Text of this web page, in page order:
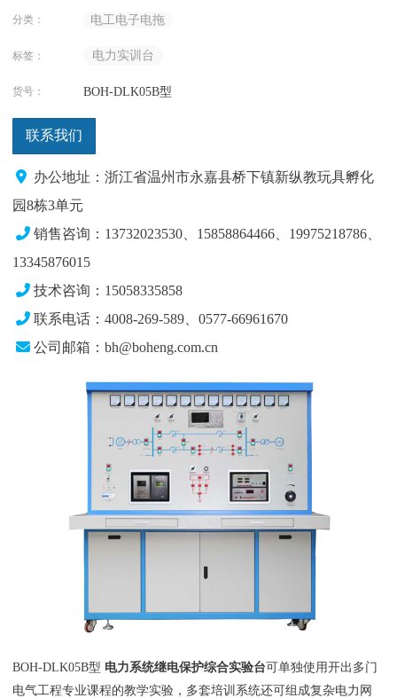
分类： 电工电子电拖
标签： 电力实训台
货号： BOH-DLK05B型
联系我们
办公地址：浙江省温州市永嘉县桥下镇新纵教玩具孵化
园8栋3单元
销售咨询：13732023530、15858864466、19975218786、
13345876015
技术咨询：15058335858
联系电话：4008-269-589、0577-66961670
公司邮箱：bh@boheng.com.cn
BOH-DLK05B型 电力系统继电保护综合实验台可单独使用开出多门
电气工程专业课程的教学实验，多套培训系统还可组成复杂电力网